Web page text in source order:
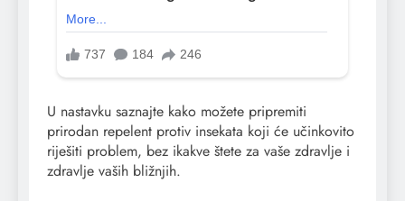
U nastavku saznajte kako možete pripremiti
prirodan repelent protiv insekata koji će učinkovito
riješiti problem, bez ikakve štete za vaše zdravlje i
zdravlje vaših bližnjih.